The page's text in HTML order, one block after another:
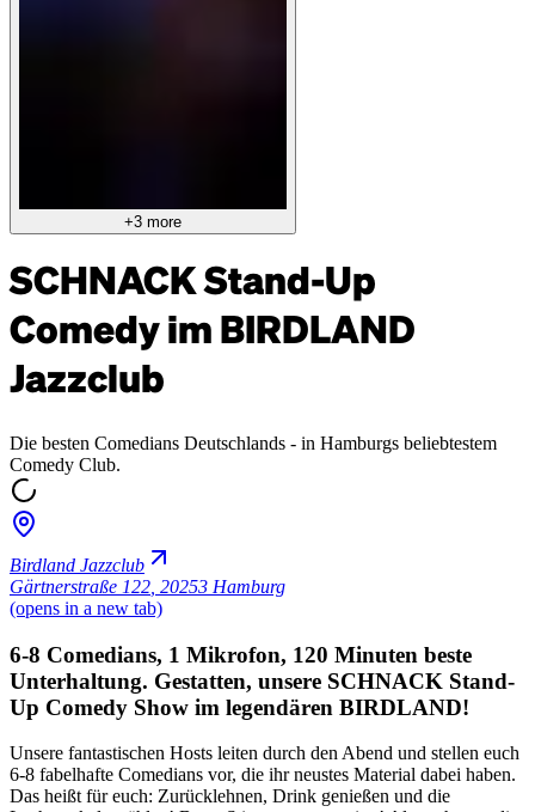
+3 more
SCHNACK Stand-Up
Comedy im BIRDLAND
Jazzclub
Die besten Comedians Deutschlands - in Hamburgs beliebtestem
Comedy Club.
Birdland Jazzclub
Gärtnerstraße 122 20253 Hamburg
(opens in a new tab)
6-8 Comedians, 1 Mikrofon, 120 Minuten beste
Unterhaltung. Gestatten, unsere SCHNACK Stand-
Up Comedy Show im legendären BIRDLAND!
Unsere fantastischen Hosts leiten durch den Abend und stellen euch
6-8 fabelhafte Comedians vor, die ihr neustes Material dabei haben.
Das heißt für euch: Zurücklehnen, Drink genießen und die